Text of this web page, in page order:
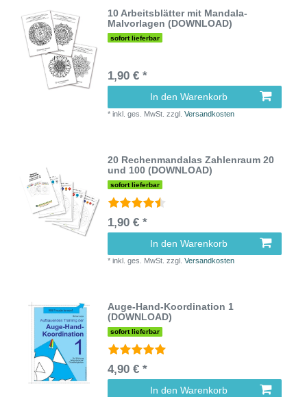
10 Arbeitsblätter mit Mandala-
Malvorlagen (DOWNLOAD)
sofort lieferbar
1,90 € *
In den Warenkorb
*inkl. ges. MwSt. zzgl.Versandkosten
20 Rechenmandalas Zahlenraum 20
und 100 (DOWNLOAD)
sofort lieferbar
1,90 € *
In den Warenkorb
*inkl. ges. MwSt. zzgl.Versandkosten
Auge-Hand-Koordination 1
(DOWNLOAD)
sofort lieferbar
4,90 € *
In den Warenkorb